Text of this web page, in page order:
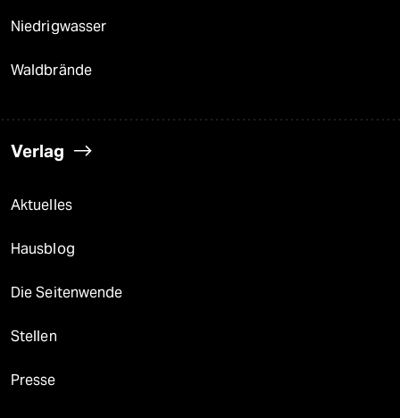
Niedrigwasser
Waldbrände
Verlag
Aktuelles
Hausblog
Die Seitenwende
Stellen
Presse